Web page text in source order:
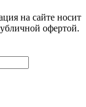
на сайте носит
офертой.